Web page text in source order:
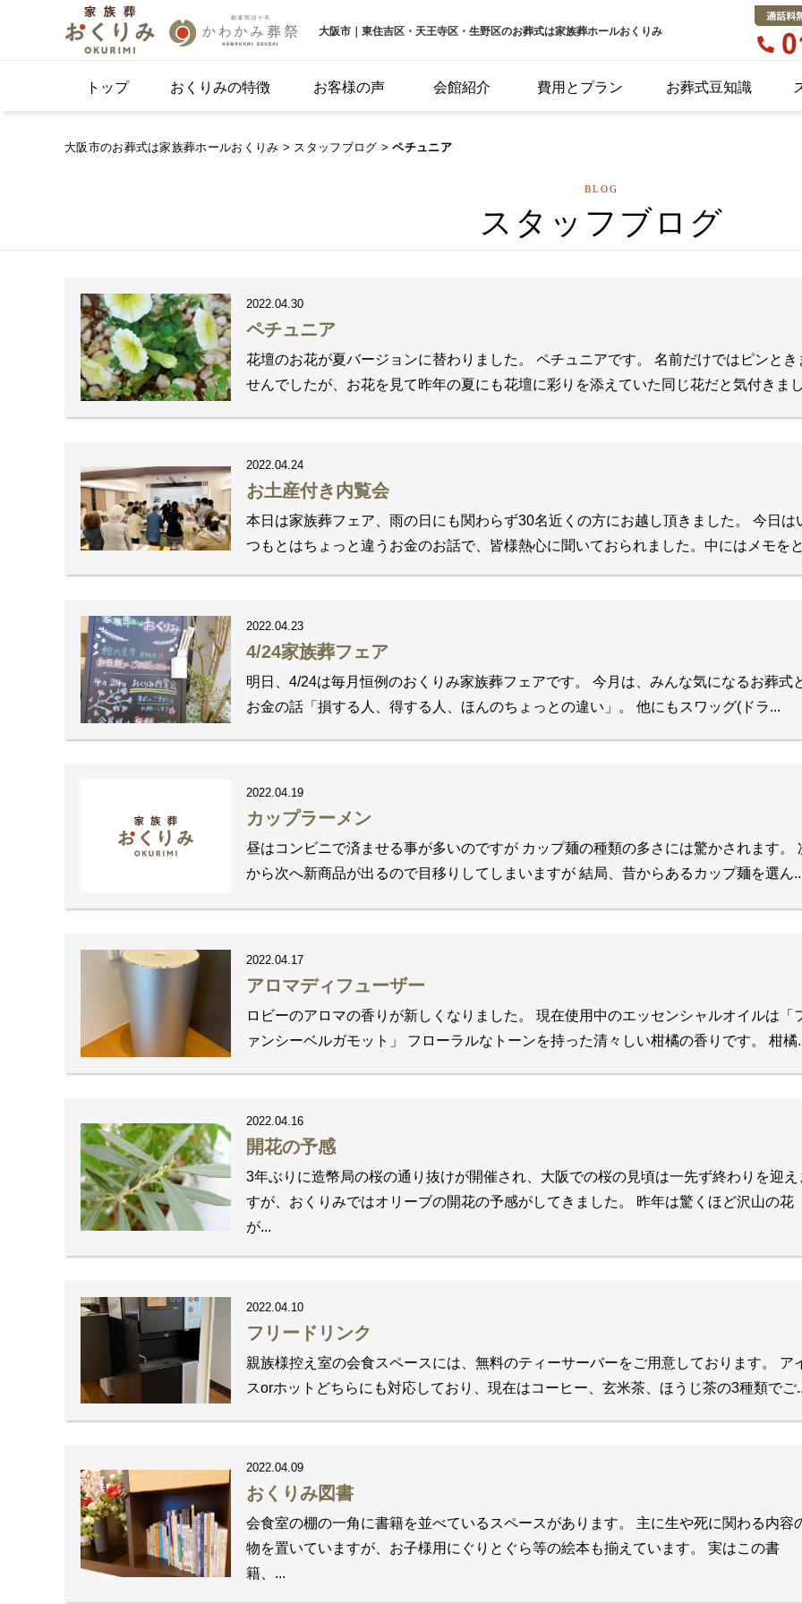
大阪市｜東住吉区・天王寺区・生野区のお葬式は家族葬ホールおくりみ
トップ おくりみの特徴 お客様の声 会館紹介 費用とプラン お葬式豆知識
大阪市のお葬式は家族葬ホールおくりみ > スタッフブログ >ペチュニア
BLOG
スタッフブログ
2022.04.30
ペチュニア
花壇のお花が夏バージョンに替わりました。 ペチュニアです。 名前だけではピンとき
せんでしたが、お花を見て昨年の夏にも花壇に彩りを添えていた同じ花だと気付きま
2022.04.24
お土産付き内覧会
本日は家族葬フェア、雨の日にも関わらず30名近くの方にお越し頂きました。 今日は
つもとはちょっと違うお金のお話で、皆様熱心に聞いておられました。中にはメモを
2022.04.23
4/24家族葬フェア
明日、4/24は毎月恒例のおくりみ家族葬フェアです。 今月は、みんな気になるお葬式
お金の話「損する人、得する人、ほんのちょっとの違い」。 他にもスワッグ(ドラ...
2022.04.19
カップラーメン
昼はコンビニで済ませる事が多いのですが カップ麺の種類の多さには驚かされます。
から次へ新商品が出るので目移りしてしまいますが 結局、昔からあるカップ麺を選ん
2022.04.17
アロマディフューザー
ロビーのアロマの香りが新しくなりました。 現在使用中のエッセンシャルオイルは「
ァンシーベルガモット」 フローラルなトーンを持った清々しい柑橘の香りです。 柑橘
2022.04.16
開花の予感
3年ぶりに造幣局の桜の通り抜けが開催され、大阪での桜の見頃は一先ず終わりを迎え
すが、おくりみではオリーブの開花の予感がしてきました。 昨年は驚くほど沢山の花
が...
2022.04.10
フリードリンク
親族様控え室の会食スペースには、無料のティーサーバーをご用意しております。 ア
スorホットどちらにも対応しており、現在はコーヒー、玄米茶、ほうじ茶の3種類でご
2022.04.09
おくりみ図書
会食室の棚の一角に書籍を並べているスペースがあります。 主に生や死に関わる内容
物を置いていますが、お子様用にぐりとぐら等の絵本も揃えています。 実はこの書
籍、...